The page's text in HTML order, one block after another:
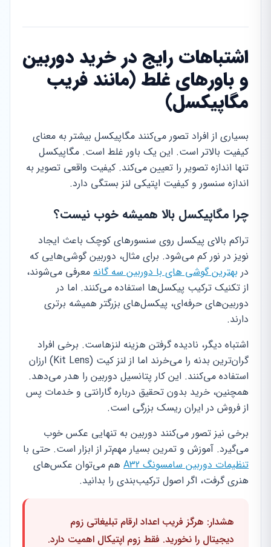
اشتباهات رایج در خرید دوربین
و باورهای غلط (مانند فریب
مگاپیکسل)
بسیاری از افراد تصور می‌کنند مگاپیکسل بیشتر به معنای
کیفیت بالاتر است. این یک باور غلط است. مگاپیکسل
تنها اندازه تصویر را تعیین می‌کند. کیفیت واقعی تصویر به
اندازه سنسور و کیفیت اپتیکی لنز بستگی دارد.
چرا مگاپیکسل بالا همیشه خوب نیست؟
تراکم بالای پیکسل روی سنسورهای کوچک باعث ایجاد
نویز در نور کم می‌شود. برای مثال، دوربین گوشی‌هایی که
در بهترین گوشی های با دوربین سه گانه معرفی می‌شوند،
از تکنیک ترکیب پیکسل‌ها استفاده می‌کنند. اما در
دوربین‌های حرفه‌ای، پیکسل‌های بزرگتر همیشه برتری
دارند.
اشتباه دیگر، نادیده گرفتن هزینه لنزهاست. برخی افراد
گران‌ترین بدنه را می‌خرند اما از لنز کیت (Kit Lens) ارزان
استفاده می‌کنند. این کار پتانسیل دوربین را هدر می‌دهد.
همچنین، خرید بدون تحقیق درباره گارانتی و خدمات پس
از فروش در ایران ریسک بزرگی است.
برخی نیز تصور می‌کنند دوربین به تنهایی عکس خوب
می‌گیرد. آموزش و تمرین بسیار مهم‌تر از ابزار است. حتی با
تنظیمات دوربین سامسونگ A32
هم می‌توان عکس‌های
هنری گرفت، اگر اصول ترکیب‌بندی را بدانید.
هشدار: هرگز فریب اعداد ارقام تبلیغاتی زوم
دیجیتال را نخورید. فقط زوم اپتیکال اهمیت دارد.